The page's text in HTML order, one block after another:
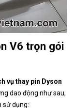
V6 trọn gói
vụ thay pin Dyson
dao động như sau,
sử dụng: